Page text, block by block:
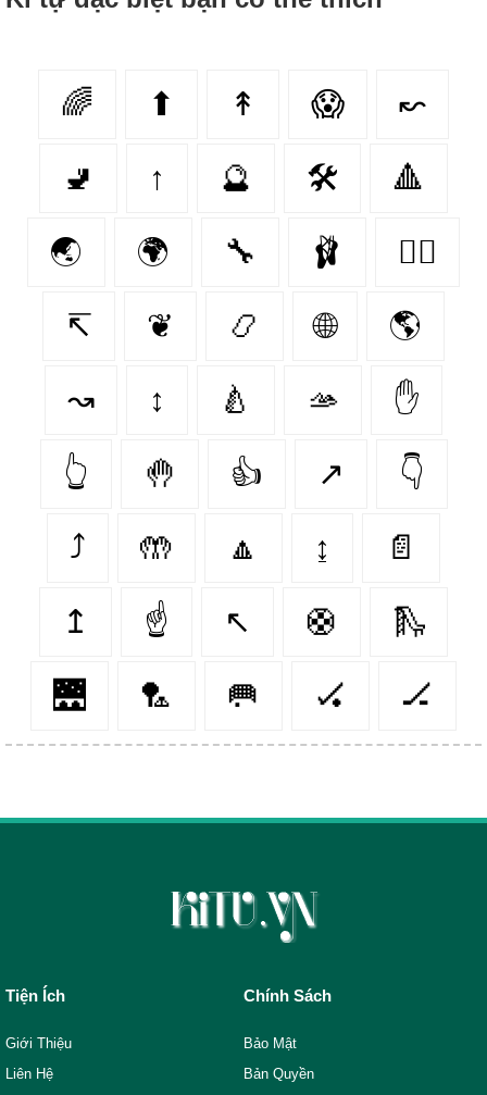
🌈 ⬆ ↟ 😱 ↜
🚽 ↑ 🔮 🛠 🔺
🌏 🌍 🔧 🩰 🏳️‍🌈
↸ ❦ 📿 🌐 🌎
↝ ↕ 🍐 🫴 ✋
👆 🤚 👍 ↗ 👇
⤴ 🤲 🔼 ↨ 📄
↥ ☝ ↖ 🛟 🛝
🌉 🏸 🥅 🏑 🏒
Tiện Ích
Giới Thiệu
Liên Hệ
Chính Sách
Bảo Mật
Bản Quyền